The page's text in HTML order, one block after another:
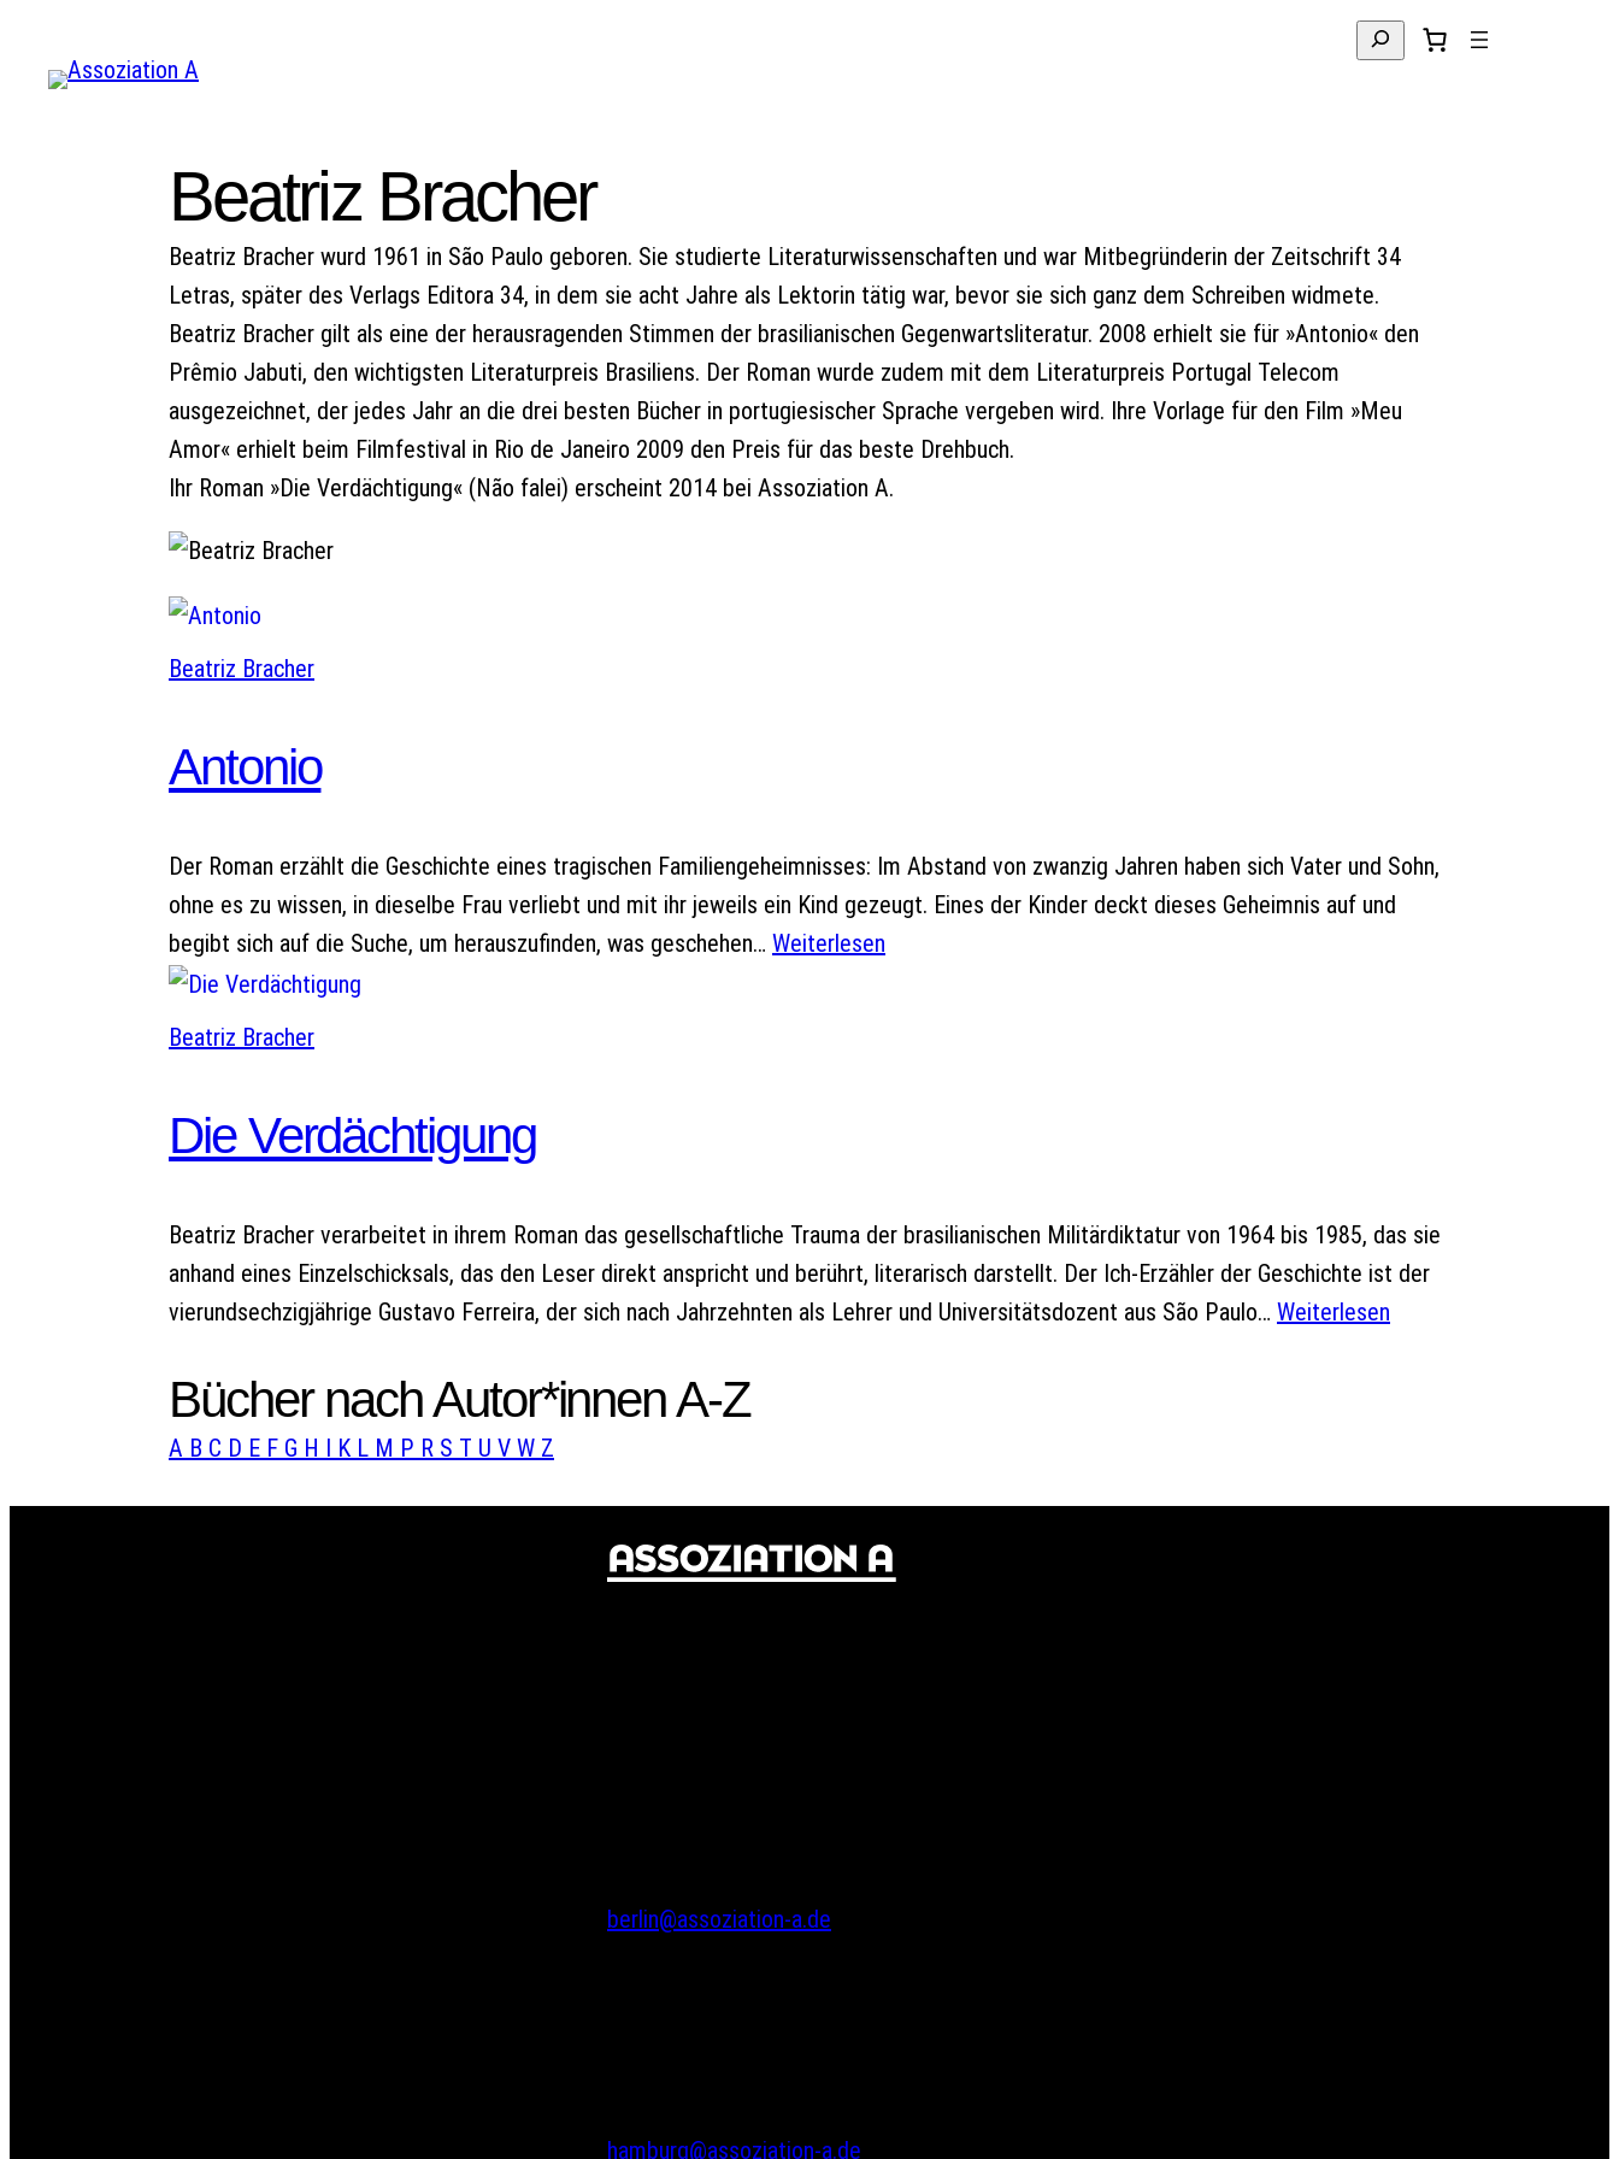
Inhalt
Suchen
Beatriz Bracher
Beatriz Bracher wurd 1961 in São Paulo geboren. Sie studierte Literaturwissenschaften und war Mitbegründerin der Zeitschrift 34
Letras, später des Verlags Editora 34, in dem sie acht Jahre als Lektorin tätig war, bevor sie sich ganz dem Schreiben widmete.
Beatriz Bracher gilt als eine der herausragenden Stimmen der brasilianischen Gegenwartsliteratur. 2008 erhielt sie für »Antonio« den
Prêmio Jabuti, den wichtigsten Literaturpreis Brasiliens. Der Roman wurde zudem mit dem Literaturpreis Portugal Telecom
ausgezeichnet, der jedes Jahr an die drei besten Bücher in portugiesischer Sprache vergeben wird. Ihre Vorlage für den Film »Meu
Amor« erhielt beim Filmfestival in Rio de Janeiro 2009 den Preis für das beste Drehbuch.
Ihr Roman »Die Verdächtigung« (Não falei) erscheint 2014 bei Assoziation A.
Beatriz Bracher
Antonio
Der Roman erzählt die Geschichte eines tragischen Familiengeheimnisses: Im Abstand von zwanzig Jahren haben sich Vater und Sohn,
ohne es zu wissen, in dieselbe Frau verliebt und mit ihr jeweils ein Kind gezeugt. Eines der Kinder deckt dieses Geheimnis auf und
begibt sich auf die Suche, um herauszufinden, was geschehen… Weiterlesen
Beatriz Bracher
Die Verdächtigung
Beatriz Bracher verarbeitet in ihrem Roman das gesellschaftliche Trauma der brasilianischen Militärdiktatur von 1964 bis 1985, das sie
anhand eines Einzelschicksals, das den Leser direkt anspricht und berührt, literarisch darstellt. Der Ich-Erzähler der Geschichte ist der
vierundsechzigjährige Gustavo Ferreira, der sich nach Jahrzehnten als Lehrer und Universitätsdozent aus São Paulo… Weiterlesen
Bücher nach Autor*innen A-Z
A B C D E F G H I K L M P R S T U V W Z
berlin@assoziation-a.de
hamburg@assoziation-a.de